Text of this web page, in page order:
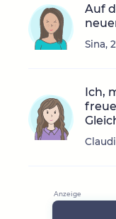
Auf
Sina,
Ich,